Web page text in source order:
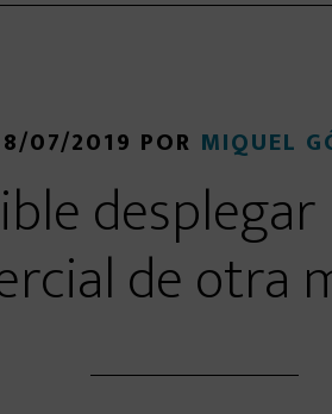
07/2019 POR MIQUEL
de otra